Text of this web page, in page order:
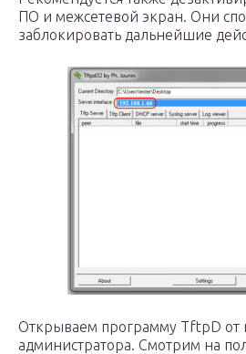
ПО и межсетевой экран. Они
заблокировать дальнейшие
Открываем программу TftpD от
администратора. Смотрим на